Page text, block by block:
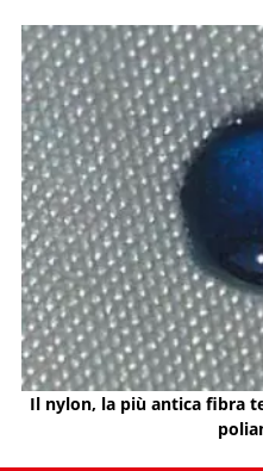
Il nylon, la più antica fibra